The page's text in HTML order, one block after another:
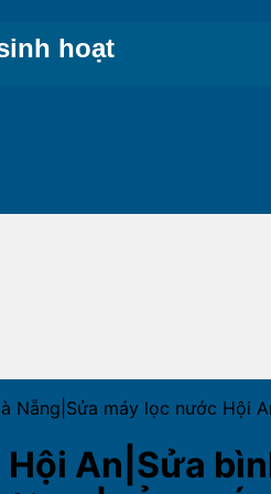
hoạt
máy lọc nước Hội
An|Sửa